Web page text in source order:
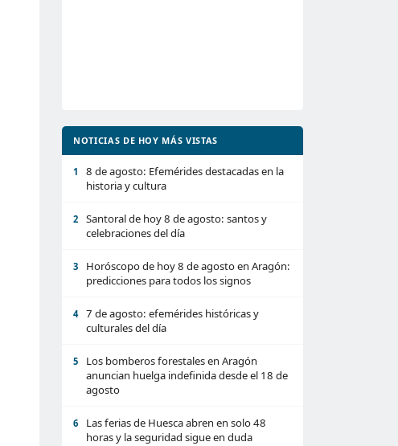
NOTICIAS DE HOY MÁS VISTAS
1
8 de agosto: Efemérides destacadas en la
historia y cultura
2
Santoral de hoy 8 de agosto: santos y
celebraciones del día
3
Horóscopo de hoy 8 de agosto en Aragón:
predicciones para todos los signos
4
7 de agosto: efemérides históricas y
culturales del día
5
Los bomberos forestales en Aragón
anuncian huelga indefinida desde el 18 de
agosto
6
Las ferias de Huesca abren en solo 48
horas y la seguridad sigue en duda